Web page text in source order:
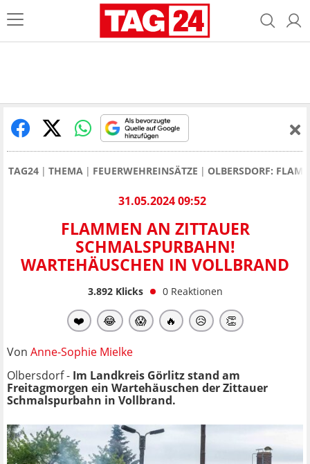
TAG24 THEMA FEUERWEHREINSÄTZE OLBERSDORF:
31.05.2024 09:52
FLAMMEN AN ZITTAUER
SCHMALSPURBAHN!
WARTEHÄUSCHEN IN VOLLBRAND
3.892Klicks 0 Reaktionen
❤️ 😂 😱 🔥 😥 👏
Von Anne-Sophie Mielke
Olbersdorf - Im Landkreis Görlitz stand am
Freitagmorgen ein Wartehäuschen der Zittauer
Schmalspurbahn in Vollbrand.